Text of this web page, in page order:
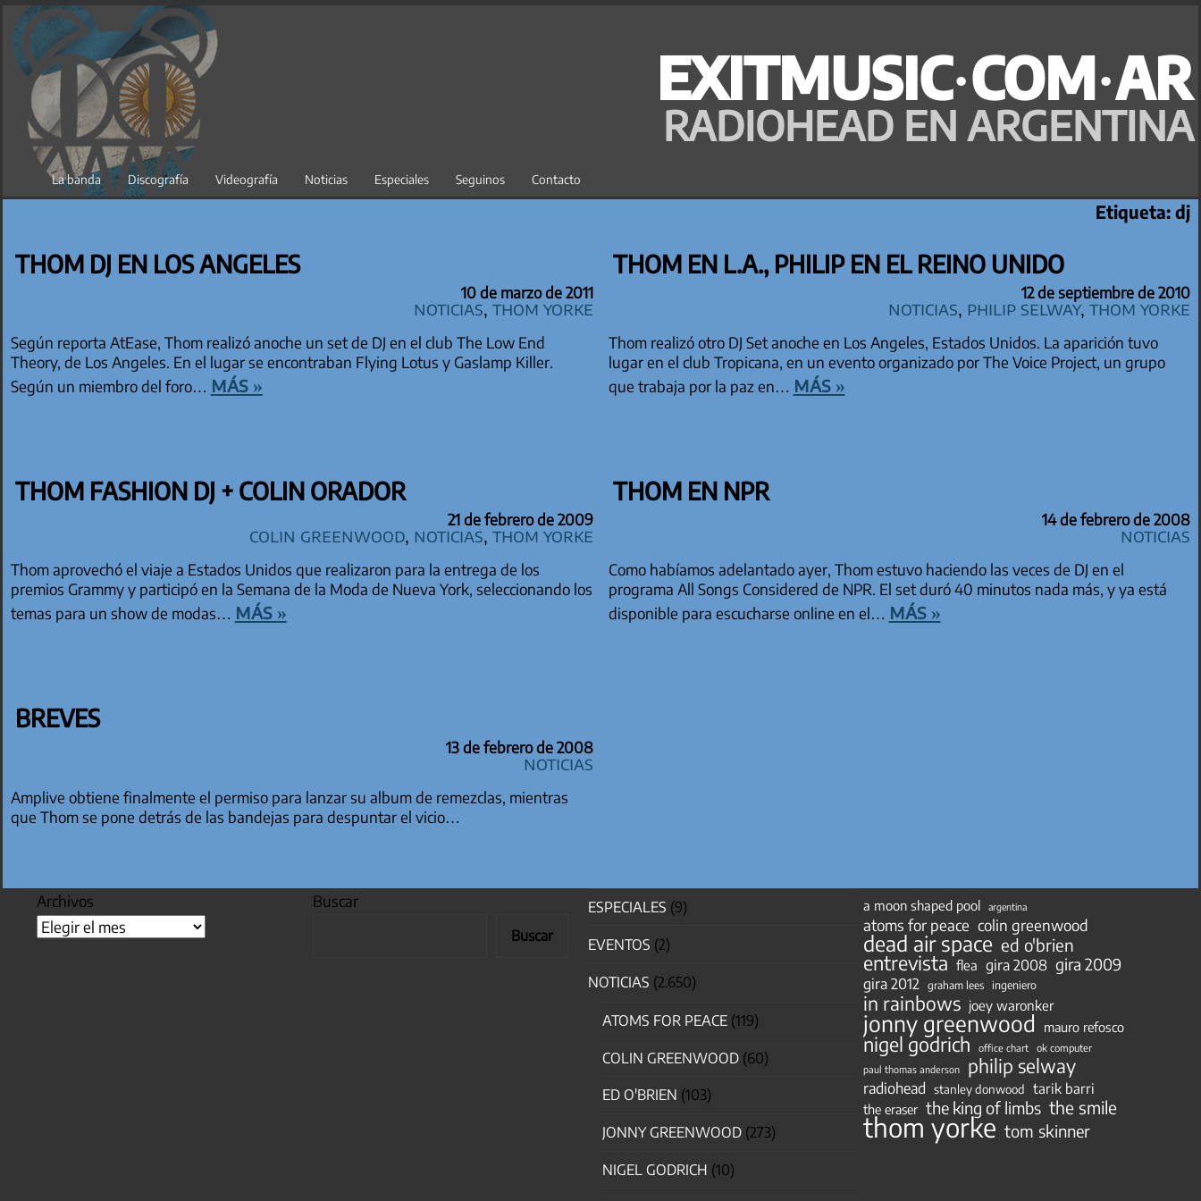
Saltar
contenido
EXITMUSIC·COM·AR
RADIOHEAD EN ARGENTINA
La banda Discografía Videografía Noticias Especiales Seguinos Contacto
Etiqueta:dj
THOM DJ EN LOS ANGELES
10 de marzo de 2011
Noticias, Thom Yorke
Según reporta AtEase, Thom realizó anoche un set de DJ en el club The Low End
Theory, de Los Angeles. En el lugar se encontraban Flying Lotus y Gaslamp Killer.
Según un miembro del foro… más »
THOM EN L.A., PHILIP EN EL REINO UNIDO
12 de septiembre de 2010
Noticias, Philip Selway,Thom Yorke
Thom realizó otro DJ Set anoche en Los Angeles, Estados Unidos. La aparición tuvo
lugar en el club Tropicana, en un evento organizado por The Voice Project, un grupo
que trabaja por la paz en… más »
THOM FASHION DJ + COLIN ORADOR
21 de febrero de 2009
Colin Greenwood, Noticias, Thom Yorke
Thom aprovechó el viaje a Estados Unidos que realizaron para la entrega de los
premios Grammy y participó en la Semana de la Moda de Nueva York, seleccionando los
temas para un show de modas… más »
THOM EN NPR
14 de febrero de 2008
Noticias
Como habíamos adelantado ayer, Thom estuvo haciendo las veces de DJ en el
programa All Songs Considered de NPR. El set duró 40 minutos nada más, y ya está
disponible para escucharse online en el… más »
BREVES
13 de febrero de 2008
Noticias
Amplive obtiene finalmente el permiso para lanzar su album de remezclas, mientras
que Thom se pone detrás de las bandejas para despuntar el vicio…
Archivos Buscar
Buscar
ESPECIALES (9)
EVENTOS (2)
NOTICIAS (2.650)
ATOMS FOR PEACE (119)
COLIN GREENWOOD (60)
ED O'BRIEN (103)
JONNY GREENWOOD (273)
NIGEL GODRICH (10)
a moon shaped pool argentina
atoms for peace colin greenwood
dead air space ed o'brien
entrevista flea gira 2008 gira 2009
gira 2012 graham lees ingeniero
in rainbows joey waronker
jonny greenwood mauro refosco
nigel godrich office chart ok computer
paul thomas anderson philip selway
radiohead stanley donwood tarik barri
the eraser the king of limbs the smile
thom yorke tom skinner